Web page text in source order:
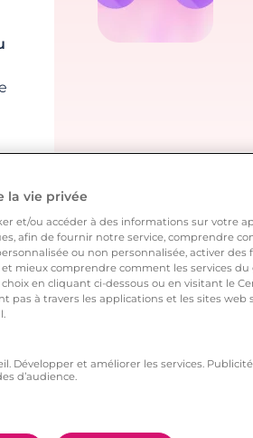
la vie privée
et/ou accéder à des informations sur votre
afin de fournir notre service, comprendre
ou non personnalisée, activer des
mieux comprendre comment les services
en cliquant ci-dessous ou en visitant le
à travers les applications et les sites web
Développer et améliorer les services.
d’audience.